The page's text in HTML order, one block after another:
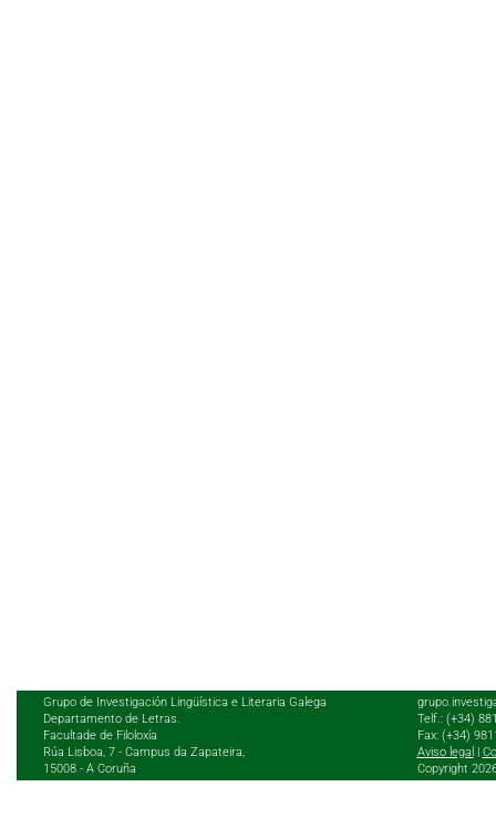
Grupo de Investigación Lingüística e Literaria Galega
Departamento de Letras.
Facultade de Filoloxía
Rúa Lisboa, 7 - Campus da Zapateira,
15008 - A Coruña
Telf.: (+34)
Fax: (+34)
Aviso legal
Copyright